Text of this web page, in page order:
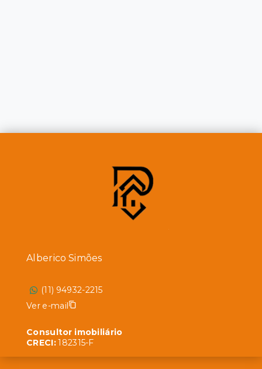
Alberico Simões
(11) 94932-2215
Ver e-mail
Consultor imobiliário
CRECI:182315-F